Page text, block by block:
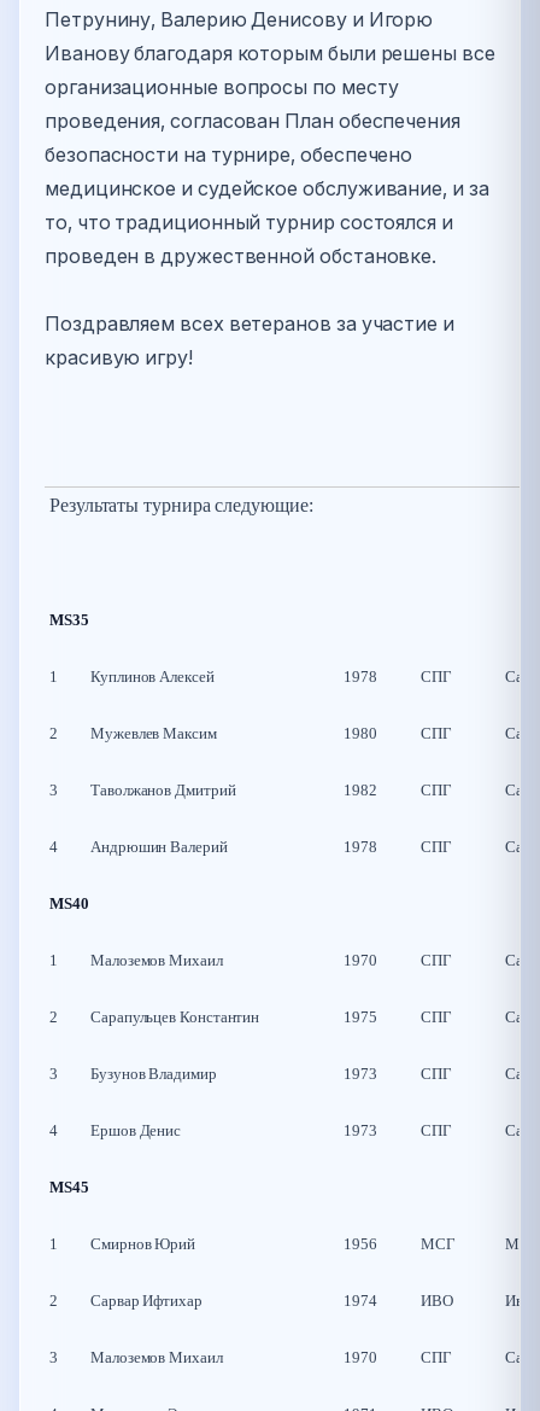
Петрунину, Валерию Денисову и Игорю
Иванову благодаря которым были решены все
организационные вопросы по месту
проведения, согласован План обеспечения
безопасности на турнире, обеспечено
медицинское и судейское обслуживание, и за
то, что традиционный турнир состоялся и
проведен в дружественной обстановке.
Поздравляем всех ветеранов за участие и
красивую игру!
Результаты турнира следующие:
MS35
1 Куплинов Алексей 1978 СПГ
2 Мужевлев Максим 1980 СПГ
3 Таволжанов Дмитрий 1982 СПГ
4 Андрюшин Валерий 1978 СПГ
MS40
1 Малоземов Михаил 1970 СПГ
2 Сарапульцев Константин 1975 СПГ
3 Бузунов Владимир 1973 СПГ
4 Ершов Денис 1973 СПГ
MS45
1 Смирнов Юрий 1956 МСГ
2 Сарвар Ифтихар 1974 ИВО
3 Малоземов Михаил 1970 СПГ